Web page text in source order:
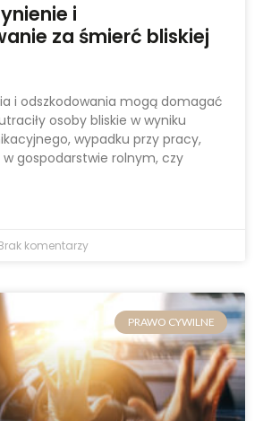
i
za śmierć bliskiej
i odszkodowania mogą domagać
osoby bliskie w wyniku
wypadku przy pracy,
gospodarstwie rolnym, czy
komentarzy
PRAWO CYWILNE